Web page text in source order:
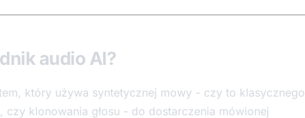
audio AI?
który używa syntetycznej mowy - czy to klasycznego
klonowania głosu - do dostarczenia mówionej